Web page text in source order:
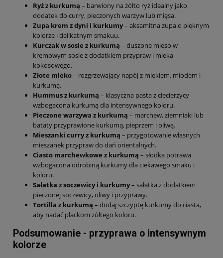
Ryż z kurkumą – barwiony na żółto ryż idealny jako
dodatek do curry, pieczonych warzyw lub mięsa.
Zupa krem z dyni i kurkumy– aksamitna zupa o pięknym
kolorze i delikatnym smakuu.
Kurczak w sosie z kurkumą – duszone mięso w
kremowym sosie z dodatkiem przypraw i mleka
kokosowego.
Złote mleko– rozgrzewający napój z mlekiem, miodem i
kurkumą.
Hummus z kurkumą – klasyczna pasta z ciecierzycy
wzbogacona kurkumą dla intensywnego koloru.
Pieczone warzywa z kurkumą – marchew, ziemniaki lub
bataty przyprawione kurkumą, pieprzem i oliwą.
Mieszanki curry z kurkumą – przygotowanie własnych
mieszanek przypraw do dań orientalnych.
Ciasto marchewkowe z kurkumą – słodka potrawa
wzbogacona odrobiną kurkumy dla ciekawego smaku i
koloru.
Sałatka z soczewicy i kurkumy– sałatka z dodatkiem
pieczonej soczewicy, oliwy i przyprawy.
Tortilla z kurkumą – dodaj szczyptę kurkumy do ciasta,
aby nadać plackom żółtego koloru.
Podsumowanie - przyprawa o intensywnym
kolorze